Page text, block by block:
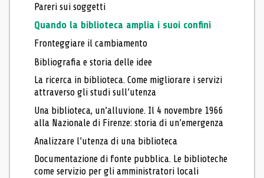
Pareri sui soggetti
Quando la biblioteca amplia i suoi confini
Fronteggiare il cambiamento
Bibliografia e storia delle idee
La ricerca in biblioteca. Come migliorare i servizi
attraverso gli studi sull’utenza
Una biblioteca, un’alluvione. Il 4 novembre 1966
alla Nazionale di Firenze: storia di un’emergenza
Analizzare l’utenza di una biblioteca
Documentazione di fonte pubblica. Le biblioteche
come servizio per gli amministratori locali